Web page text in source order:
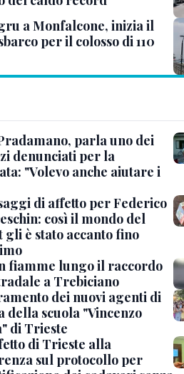
a Monfalcone, inizia il
per il colosso di 110
parla uno dei
denunciati per la
"Volevo anche aiutare i
di affetto per Federico
così il mondo del
gli è stato accanto fino
fiamme lungo il raccordo
a Trebiciano
dei nuovi agenti di
della scuola "Vincenzo
di Trieste
di Trieste alla
sul protocollo per